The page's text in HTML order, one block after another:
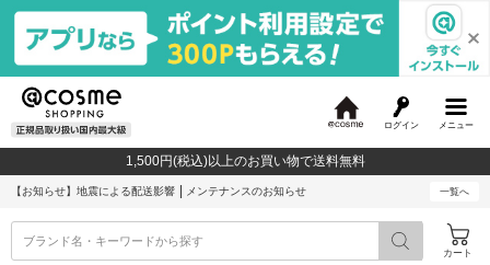
メニュー
ログイン
c
o
1,500円(税込)以上のお買い物で送料無料
【お知らせ】 地震による配送影響 メンテナンスのお知らせ 一覧へ
ブランド名・キーワードから探す
カート